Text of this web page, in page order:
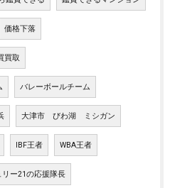
価格下落
買取
バレーボールチーム
大津市 びわ湖 ミシガン
IBF王者 WBA王者
リー21の応援隊長